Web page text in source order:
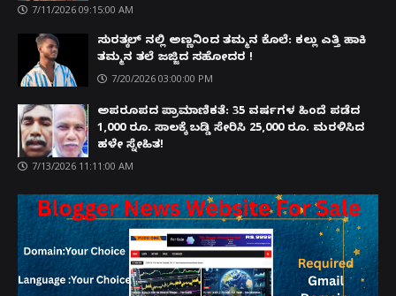
7/11/2026 09:15:00 AM
ಸುರತ್ಕಲ್ ನಲ್ಲಿ ಅಣ್ಣನಿಂದ ತಮ್ಮನ ಕೊಲೆ: ಕಲ್ಲು ಎತ್ತಿ ಹಾಕಿ
ತಮ್ಮನ ತಲೆ ಜಜ್ಜಿದ ಸಹೋದರ !
7/20/2026 03:00:00 PM
ಅಪರೂಪದ ಪ್ರಾಮಾಣಿಕತೆ: 35 ವರ್ಷಗಳ ಹಿಂದೆ ಪಡೆದ
1,000 ರೂ. ಸಾಲಕ್ಕೆ ಬಡ್ಡಿ ಸೇರಿಸಿ 25,000 ರೂ. ಮರಳಿಸಿದ
ಹಳೇ ಸ್ನೇಹಿತ!
7/13/2026 11:11:00 AM